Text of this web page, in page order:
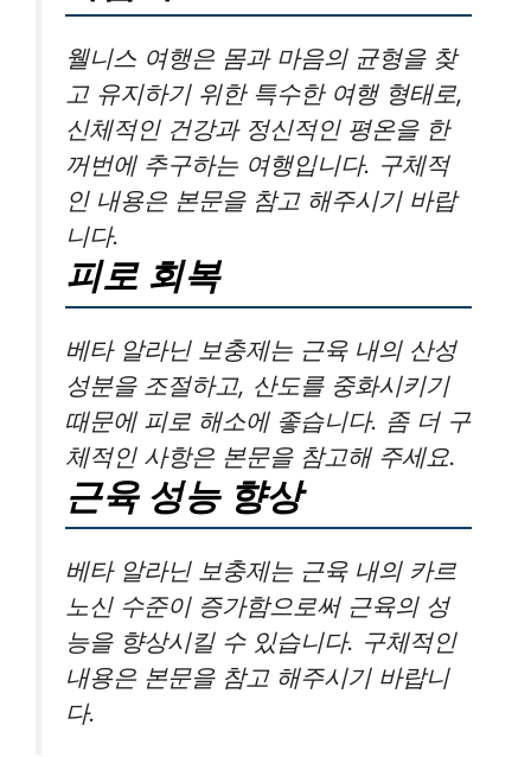
웰니스 여행은 몸과 마음의 균형을 찾
고 유지하기 위한 특수한 여행 형태로,
신체적인 건강과 정신적인 평온을 한
꺼번에 추구하는 여행입니다. 구체적
인 내용은 본문을 참고 해주시기 바랍
니다.
피로 회복
베타 알라닌 보충제는 근육 내의 산성
성분을 조절하고, 산도를 중화시키기
때문에 피로 해소에 좋습니다. 좀 더 구
체적인 사항은 본문을 참고해 주세요.
근육 성능 향상
베타 알라닌 보충제는 근육 내의 카르
노신 수준이 증가함으로써 근육의 성
능을 향상시킬 수 있습니다. 구체적인
내용은 본문을 참고 해주시기 바랍니
다.